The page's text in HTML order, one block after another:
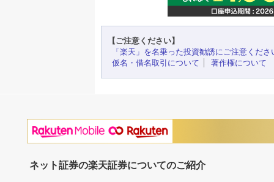
【ご注意ください】
「楽天」を名乗った投資勧誘にご注意くださ
仮名・借名取引について
著作権について
ネット証券の楽天証券についてのご紹介